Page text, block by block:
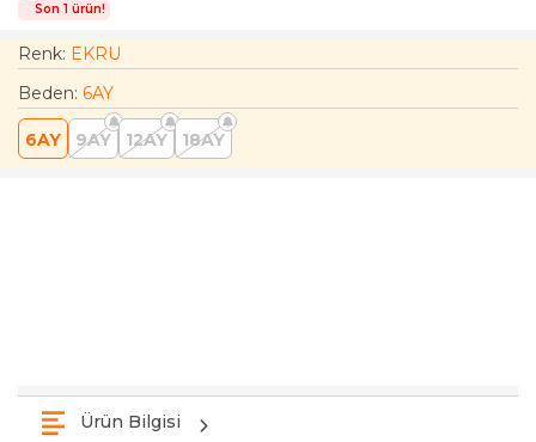
Son 1 ürün!
Renk: EKRU
Beden: 6AY
6AY 9AY 12AY 18AY
Ürün Bilgisi